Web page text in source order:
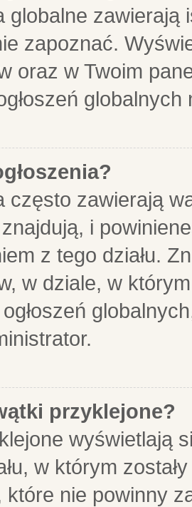
globalne
zapoznać.
oraz w Twoim
często zawierają
i
z tego działu.
w dziale, w
przyklejone?
wyświetlają
w którym
które nie powinny